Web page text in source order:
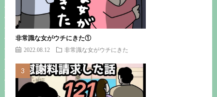
非常識な女がウチにきた①
2022.08.12 非常識な女がウチにきた